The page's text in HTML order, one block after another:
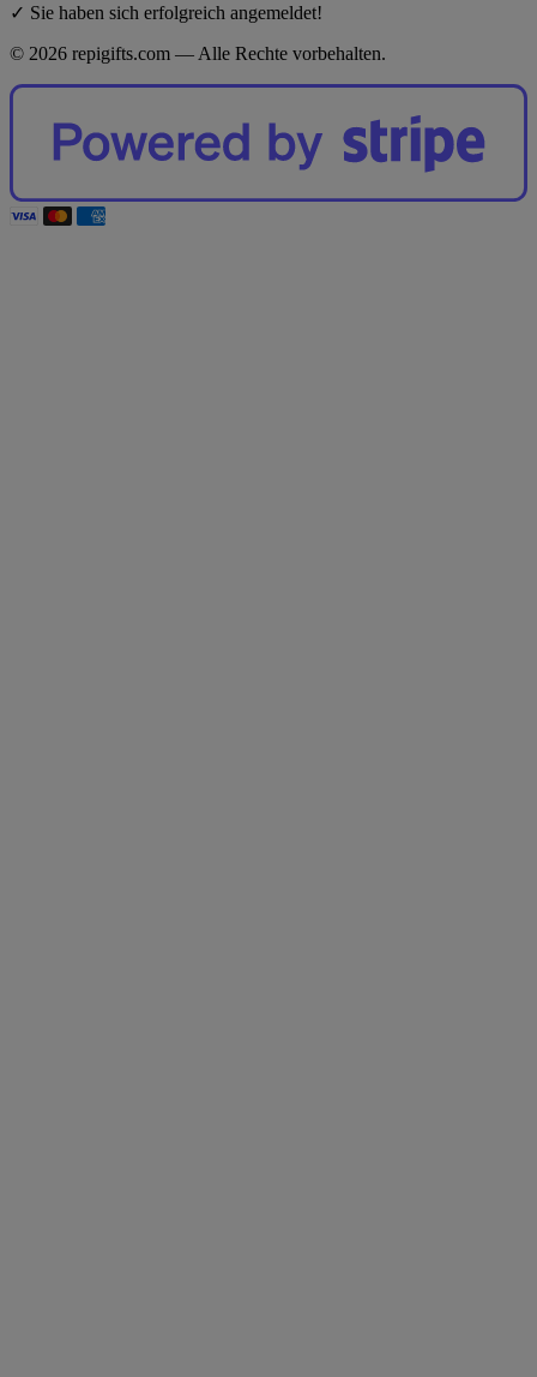
✓ Sie haben sich erfolgreich angemeldet!
© 2026 repigifts.com — Alle Rechte vorbehalten.